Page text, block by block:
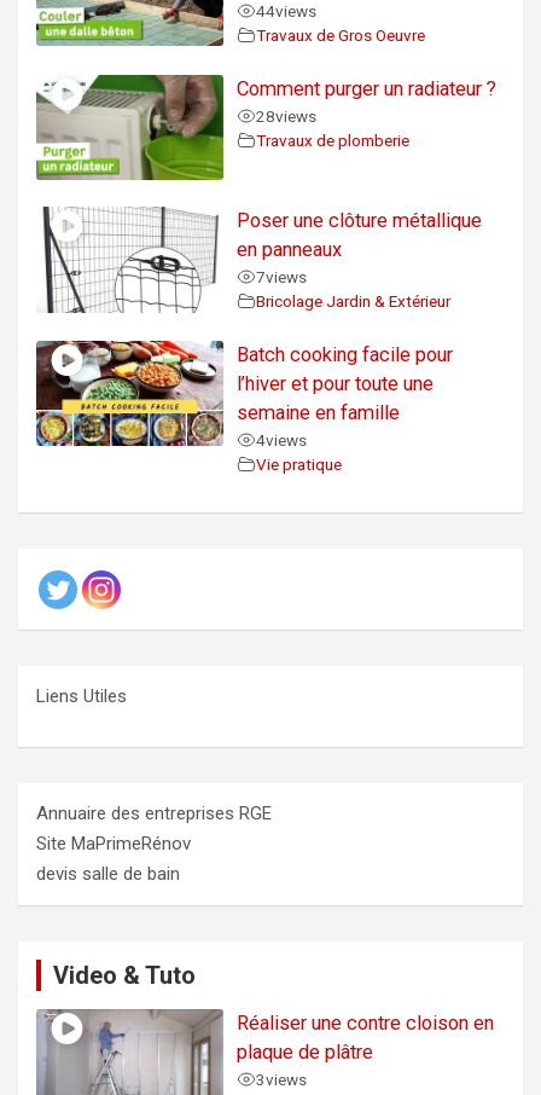
44views
Travaux de Gros Oeuvre
Comment purger un radiateur ?
28views
Travaux de plomberie
Poser une clôture métallique
en panneaux
7views
Bricolage Jardin & Extérieur
Batch cooking facile pour
l’hiver et pour toute une
semaine en famille
4views
Vie pratique
Liens Utiles
Annuaire des entreprises RGE
Site MaPrimeRénov
devis salle de bain
Video & Tuto
Réaliser une contre cloison en
plaque de plâtre
3views